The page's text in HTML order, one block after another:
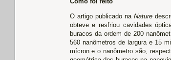
O artigo publicado naNature
obteve e resfriou cavidades
buracos da ordem de 200
560 nanômetros de largura e 15
mícron e o nanômetro são,